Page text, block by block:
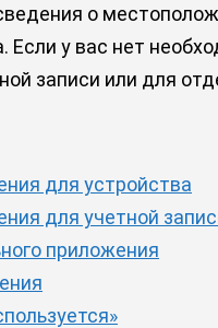
о
у вас нет
записи или для
для устройства
для учетной
приложения